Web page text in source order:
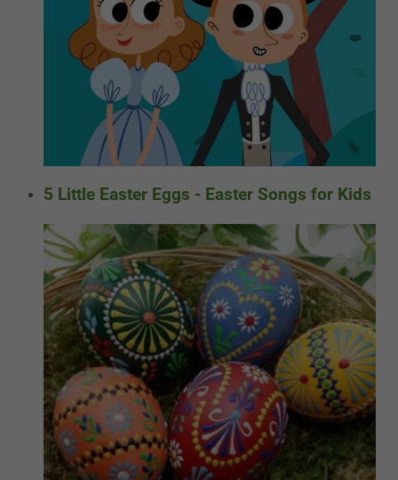
5 Little Easter Eggs - Easter Songs for Kids